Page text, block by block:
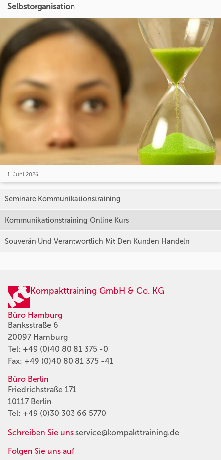
Selbstorganisation
1. Juni 2026
Seminare Kommunikationstraining
Kommunikationstraining Online Kurs
Souverän Und Verantwortlich Mit Den Kunden Handeln
Kompakttraining GmbH & Co. KG
Büro Hamburg
Banksstraße 6
20097 Hamburg
Tel: +49 (0)40 80 81 375 -0
Fax: +49 (0)40 80 81 375 -41
Büro Berlin
Friedrichstraße 171
10117 Berlin
Tel: +49 (0)30 303 66 5770
Schreiben Sie uns service@kompakttraining.de
Folgen Sie uns auf